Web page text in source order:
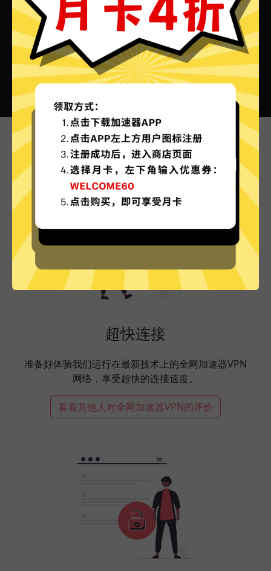
全网加速器VPN的特色
超快连接
准备好体验我们运行在最新技术上的全网加速器VPN
网络，享受超快的连接速度。
看看其他人对全网加速器VPN的评价